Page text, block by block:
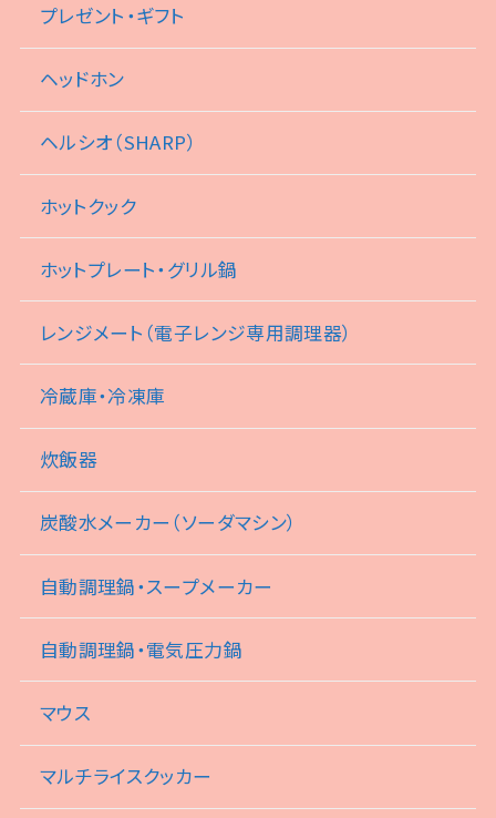
プレゼント・ギフト
ヘッドホン
ヘルシオ（SHARP）
ホットクック
ホットプレート・グリル鍋
レンジメート（電子レンジ専用調理器）
冷蔵庫・冷凍庫
炊飯器
炭酸水メーカー（ソーダマシン）
自動調理鍋・スープメーカー
自動調理鍋・電気圧力鍋
マウス
マルチライスクッカー